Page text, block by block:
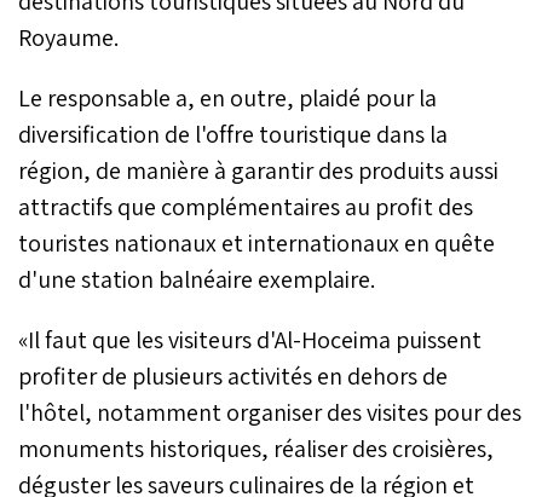
Royaume.
Le responsable a, en outre, plaidé pour la
diversification de l'offre touristique dans la
région, de manière à garantir des produits aussi
attractifs que complémentaires au profit des
touristes nationaux et internationaux en quête
d'une station balnéaire exemplaire.
«Il faut que les visiteurs d'Al-Hoceima puissent
profiter de plusieurs activités en dehors de
l'hôtel, notamment organiser des visites pour des
monuments historiques, réaliser des croisières,
déguster les saveurs culinaires de la région et